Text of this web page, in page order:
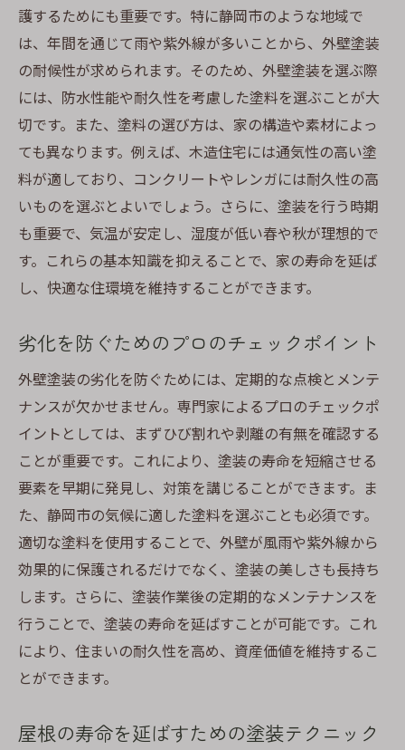
護するためにも重要です。特に静岡市のような地域で
は、年間を通じて雨や紫外線が多いことから、外壁塗装
の耐候性が求められます。そのため、外壁塗装を選ぶ際
には、防水性能や耐久性を考慮した塗料を選ぶことが大
切です。また、塗料の選び方は、家の構造や素材によっ
ても異なります。例えば、木造住宅には通気性の高い塗
料が適しており、コンクリートやレンガには耐久性の高
いものを選ぶとよいでしょう。さらに、塗装を行う時期
も重要で、気温が安定し、湿度が低い春や秋が理想的で
す。これらの基本知識を抑えることで、家の寿命を延ば
し、快適な住環境を維持することができます。
劣化を防ぐためのプロのチェックポイント
外壁塗装の劣化を防ぐためには、定期的な点検とメンテ
ナンスが欠かせません。専門家によるプロのチェックポ
イントとしては、まずひび割れや剥離の有無を確認する
ことが重要です。これにより、塗装の寿命を短縮させる
要素を早期に発見し、対策を講じることができます。ま
た、静岡市の気候に適した塗料を選ぶことも必須です。
適切な塗料を使用することで、外壁が風雨や紫外線から
効果的に保護されるだけでなく、塗装の美しさも長持ち
します。さらに、塗装作業後の定期的なメンテナンスを
行うことで、塗装の寿命を延ばすことが可能です。これ
により、住まいの耐久性を高め、資産価値を維持するこ
とができます。
屋根の寿命を延ばすための塗装テクニック